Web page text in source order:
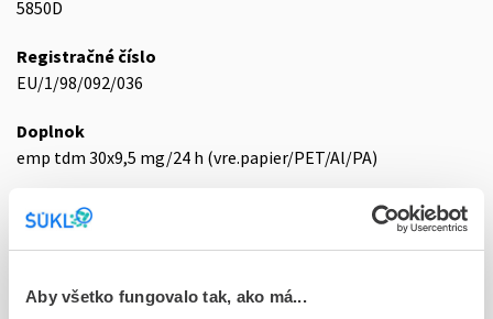
Aby všetko fungovalo tak, ako má...
5850D
Registračné číslo
EU/1/98/092/036
Doplnok
emp tdm 30x9,5 mg/24 h (vre.papier/PET/Al/PA)
Stav
E - EU registrácia
Európska